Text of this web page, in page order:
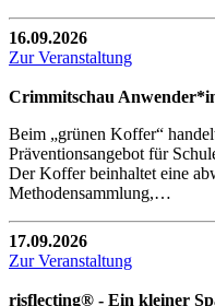
16.09.2026
Zur Veranstaltung
Crimmitschau
Beim „grünen Koffer“
Präventionsangebot für
Der Koffer beinhaltet eine
Methodensammlung,…
17.09.2026
Zur Veranstaltung
risflecting® - Ein kleiner